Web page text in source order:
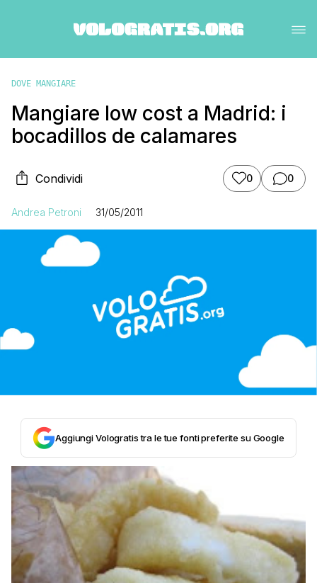
DOVE MANGIARE
Mangiare low cost a Madrid: i
bocadillos de calamares
Condividi 0 0
Andrea Petroni 31/05/2011
Aggiungi Vologratis tra le tue fonti preferite su Google